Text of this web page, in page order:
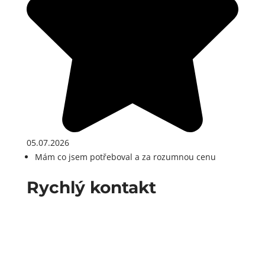
05.07.2026
Mám co jsem potřeboval a za rozumnou cenu
Rychlý kontakt